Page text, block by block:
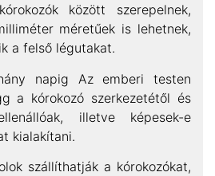
között szerepelnek,
méretűek is lehetnek,
a felső légutakat.
napig Az emberi testen
a kórokozó szerkezetétől és
illetve képesek-e
kialakítani.
szállíthatják a kórokozókat,